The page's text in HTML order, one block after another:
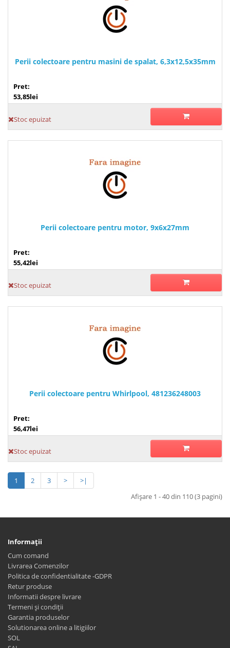
Perii colectoare pentru masini de spalat, 6,3x12,5x35mm
Pret:
53,85lei
Stoc epuizat
Perii colectoare pentru motor, 9x6x27mm
Pret:
55,42lei
Stoc epuizat
Perii colectoare pentru Whirlpool, 481236248003
Pret:
56,47lei
Stoc epuizat
1 2 3 >
>|
Afişare 1 - 40 din 110 (3 pagini)
Informaţii
Cum comand
Livrarea Comenzilor
Politica de confidentialitate -GDPR
Retur produse
Informatii despre livrare
Termeni și condiții
Garantia produselor
Solutionarea online a litigiilor
SOL